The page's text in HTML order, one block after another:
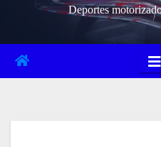
Deportes